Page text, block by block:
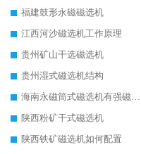
福建鼓形永磁磁选机
江西河沙磁选机工作原理
贵州矿山干选磁选机
贵州湿式磁选机结构
海南永磁筒式磁选机有强磁的吗
陕西粉矿干式磁选机
陕西铁矿磁选机如何配置